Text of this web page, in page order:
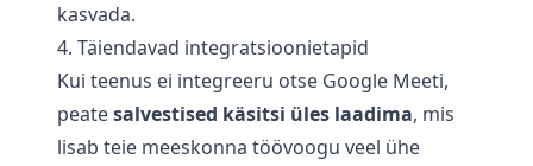
kasvada.
4. Täiendavad integratsioonietapid
Kui teenus ei integreeru otse Google Meeti,
peatesalvestised käsitsi üles laadima, mis
lisab teie meeskonna töövoogu veel ühe